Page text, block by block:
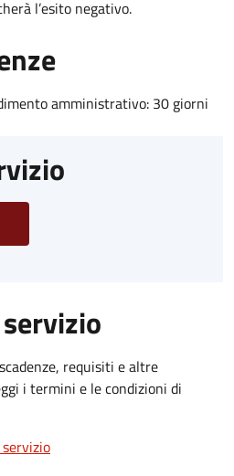
l’esito negativo.
amministrativo: 30 giorni
requisiti e altre
i termini e le condizioni di